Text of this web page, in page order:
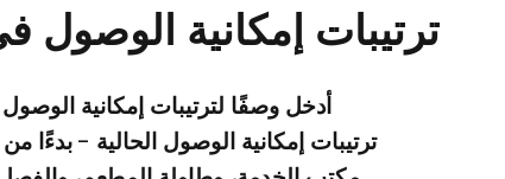
ترتيبات إمكانية
أدخل وصفًا لترتيبات إمكانية
ترتيبات إمكانية الوصول الحالية -